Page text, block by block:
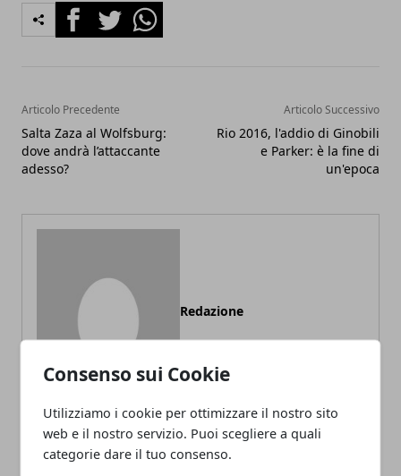
Consenso sui Cookie
Utilizziamo i cookie per ottimizzare il nostro sito
web e il nostro servizio. Puoi scegliere a quali
categorie dare il tuo consenso.
FacebookTwitterWhatsapp
Articolo Precedente
Salta Zaza al Wolfsburg:
dove andrà l’attaccante
adesso?
Articolo Successivo
Rio 2016, l'addio di Ginobili
e Parker: è la fine di
un'epoca
Redazione